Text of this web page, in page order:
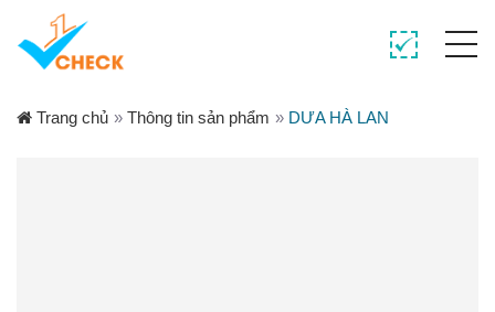
Trang chủ » Thông tin sản phẩm » DƯA HÀ LAN